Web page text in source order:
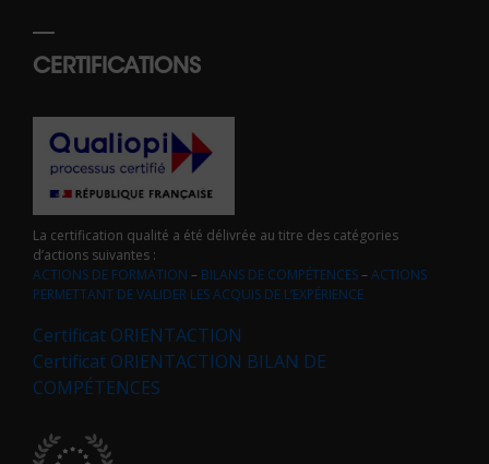
CERTIFICATIONS
La certification qualité a été délivrée au titre des catégories
d’actions suivantes :
ACTIONS DE FORMATION – BILANS DE COMPÉTENCES–ACTIONS
PERMETTANT DE VALIDER LES ACQUIS DE L’EXPÉRIENCE
Certificat ORIENTACTION
Certificat ORIENTACTION BILAN DE
COMPÉTENCES